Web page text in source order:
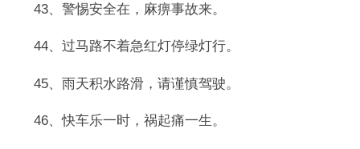
43、警惕安全在，麻痹事故来。
44、过马路不着急红灯停绿灯行。
45、雨天积水路滑，请谨慎驾驶。
46、快车乐一时，祸起痛一生。